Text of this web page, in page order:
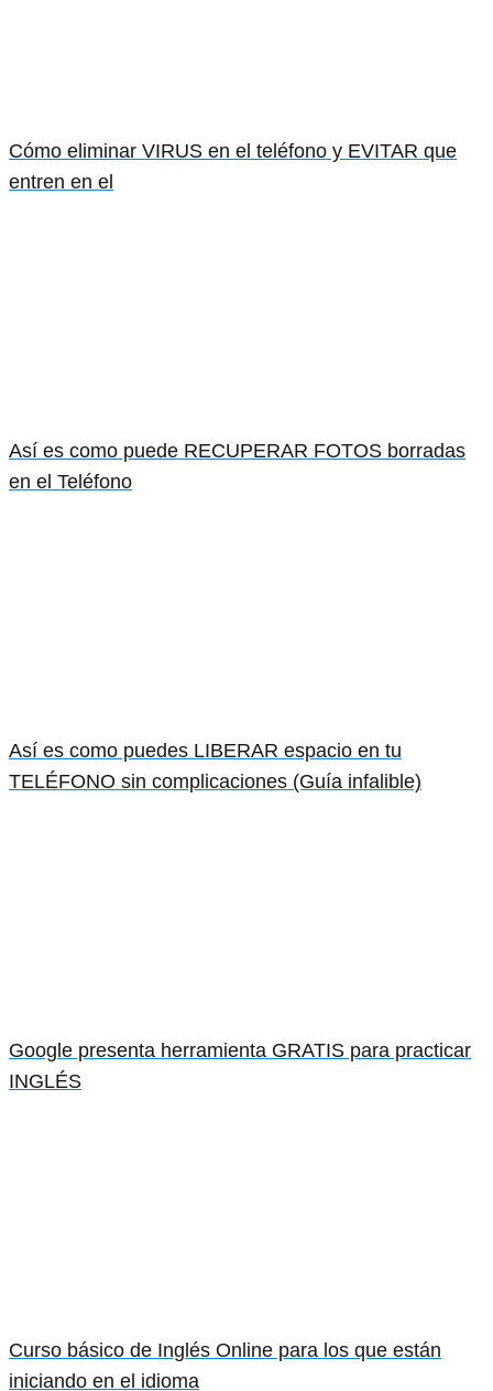
Cómo eliminar VIRUS en el teléfono y EVITAR que
entren en el
Así es como puede RECUPERAR FOTOS borradas
en el Teléfono
Así es como puedes LIBERAR espacio en tu
TELÉFONO sin complicaciones (Guía infalible)
Google presenta herramienta GRATIS para practicar
INGLÉS
Curso básico de Inglés Online para los que están
iniciando en el idioma